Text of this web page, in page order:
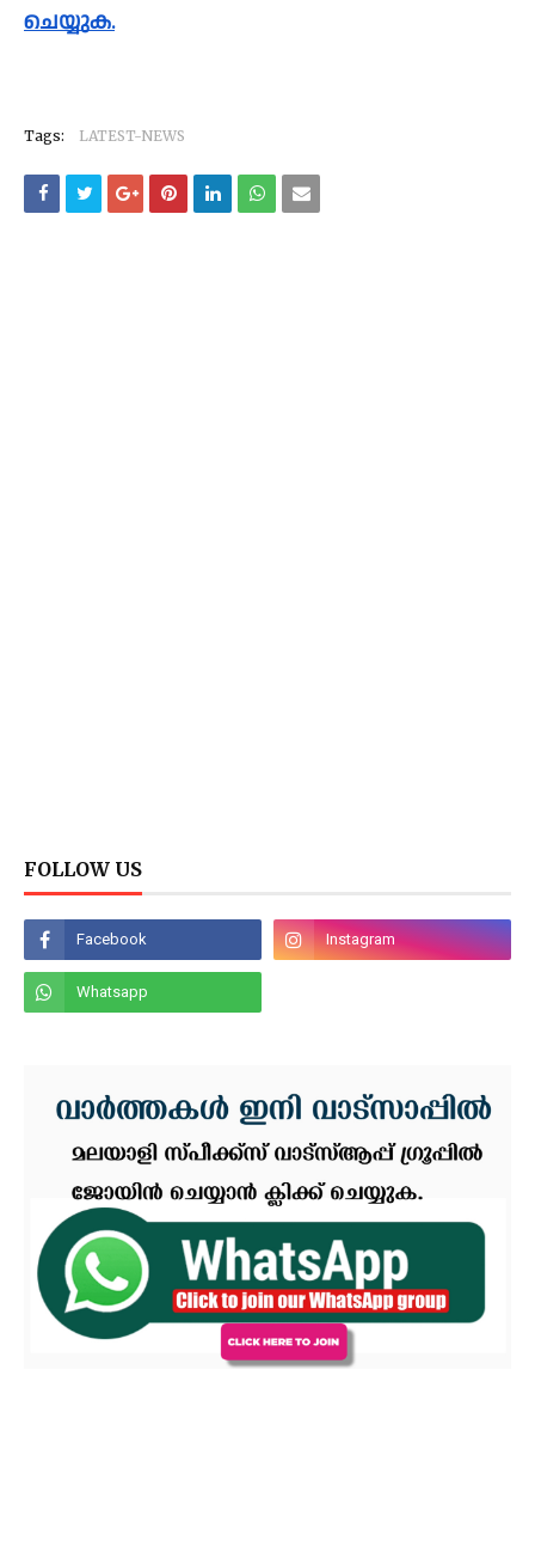
ചെയ്യുക.
Tags: LATEST-NEWS
FOLLOW US